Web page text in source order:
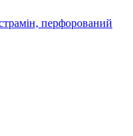
перфорований